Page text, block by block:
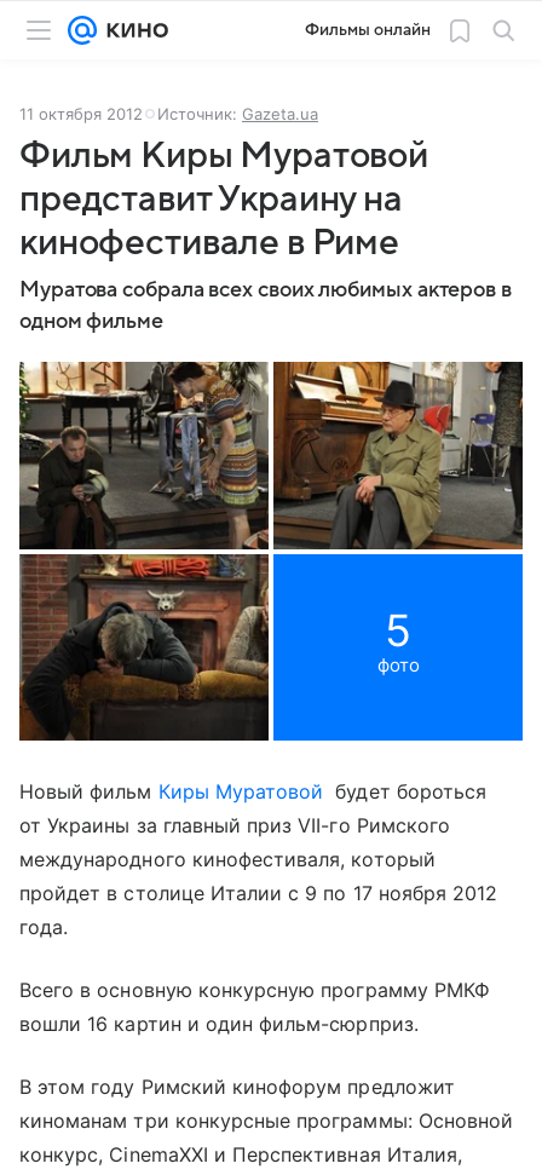
Фильмы онлайн
11 октября 2012 Источник: Gazeta.ua
Фильм Киры Муратовой
представит Украину на
кинофестивале в Риме
Муратова собрала всех своих любимых актеров в
одном фильме
5
фото
Новый фильм Киры Муратовой будет бороться
от Украины за главный приз VII-го Римского
международного кинофестиваля, который
пройдет в столице Италии с 9 по 17 ноября 2012
года.
Всего в основную конкурсную программу РМКФ
вошли 16 картин и один фильм-сюрприз.
В этом году Римский кинофорум предложит
киноманам три конкурсные программы: Основной
конкурс, CinemaXXI и Перспективная Италия,